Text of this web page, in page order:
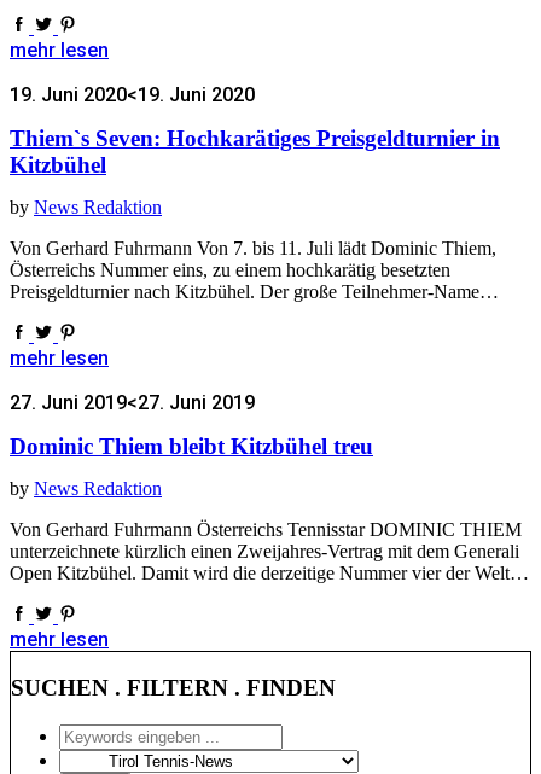
mehr lesen
19. Juni 2020<19. Juni 2020
Thiem`s Seven: Hochkarätiges Preisgeldturnier in
Kitzbühel
by News Redaktion
Von Gerhard Fuhrmann Von 7. bis 11. Juli lädt Dominic Thiem,
Österreichs Nummer eins, zu einem hochkarätig besetzten
Preisgeldturnier nach Kitzbühel. Der große Teilnehmer-Name…
mehr lesen
27. Juni 2019<27. Juni 2019
Dominic Thiem bleibt Kitzbühel treu
by News Redaktion
Von Gerhard Fuhrmann Österreichs Tennisstar DOMINIC THIEM
unterzeichnete kürzlich einen Zweijahres-Vertrag mit dem Generali
Open Kitzbühel. Damit wird die derzeitige Nummer vier der Welt…
mehr lesen
SUCHEN . FILTERN . FINDEN